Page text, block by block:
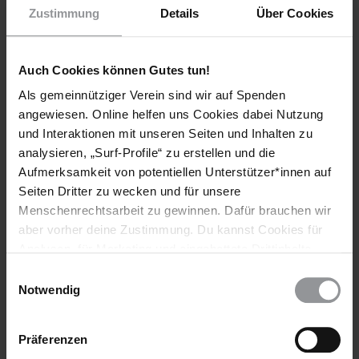
Zustimmung Details Über Cookies
Auch Cookies können Gutes tun!
Als gemeinnütziger Verein sind wir auf Spenden
angewiesen. Online helfen uns Cookies dabei Nutzung
und Interaktionen mit unseren Seiten und Inhalten zu
analysieren, „Surf-Profile“ zu erstellen und die
Aufmerksamkeit von potentiellen Unterstützer*innen auf
Seiten Dritter zu wecken und für unsere
Menschenrechtsarbeit zu gewinnen. Dafür brauchen wir
aber vorher deine Zustimmung. Du kannst Cookies für
wieder ändern. Diesen Banner kannst Du über den Link
Notwendig
Präferenzen
Singapore: End harassment of peaceful protesters (ASA
36/4342/2016)
defenders penalized for speaking out (ASA 36/4216/2016)
Singapore: Blogger faces up to three years in prison (ASA
36/4685/2016)
Weitere Informationen
Singapur
Themen